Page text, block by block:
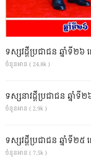
ទស្សវដ្តីប្រជាជន ឆ្នាំទី២
ចំនួនអាន ( 24.8k )
ទស្សនាវដ្ដីប្រជាជន ឆ្នាំ
ចំនួនអាន ( 2.9k )
ទស្សវដ្តីប្រជាជន ឆ្នាំទី
ចំនួនអាន ( 7.5k )